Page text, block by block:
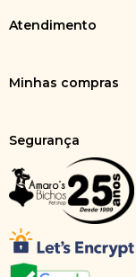
Atendimento
Minhas compras
Segurança